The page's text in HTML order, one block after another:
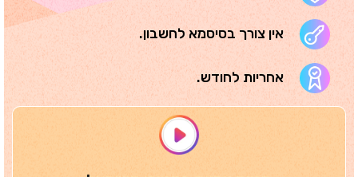
אין צורך בסיסמא לחשבון.
אחריות לחודש.